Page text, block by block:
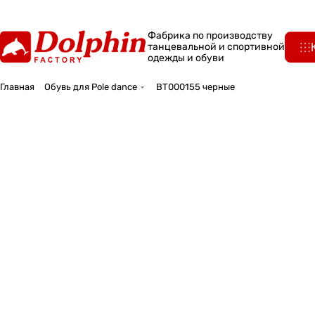
Фабрика по производству
танцевальной и спортивной
одежды и обуви
Главная Обувь для Pole dance BT000155 черные